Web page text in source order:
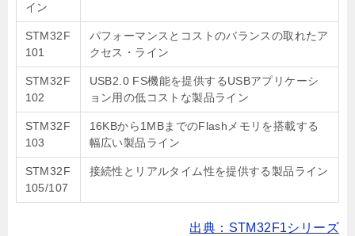
イン
STM32F
101
パフォーマンスとコストのバランスの取れたア
クセス・ライン
STM32F
102
USB2.0 FS機能を提供するUSBアプリケーシ
ョン用の低コストな製品ライン
STM32F
103
16KBから1MBまでのFlashメモリを搭載する
幅広い製品ライン
STM32F
105/107
接続性とリアルタイム性を提供する製品ライン
出典：STM32F1シリーズ